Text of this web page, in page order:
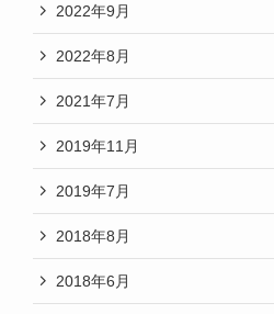
2022年9月
2022年8月
2021年7月
2019年11月
2019年7月
2018年8月
2018年6月